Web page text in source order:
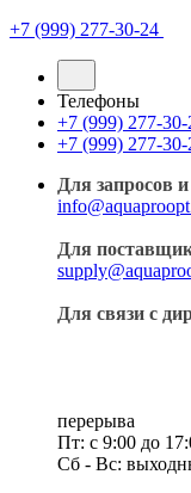
+7 (999) 277-30-24
Телефоны
+7 (999) 277-30-
+7 (999) 277-30-
Для запросов и
Для
Для связи с
перерыва
Пт: с 9:00 до
Сб - Вс: